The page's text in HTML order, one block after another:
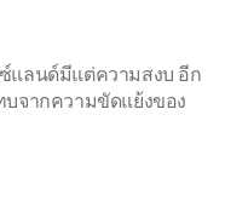
แลนด์มีแต่ความสงบ อีก
บจากความขัดแย้งของ